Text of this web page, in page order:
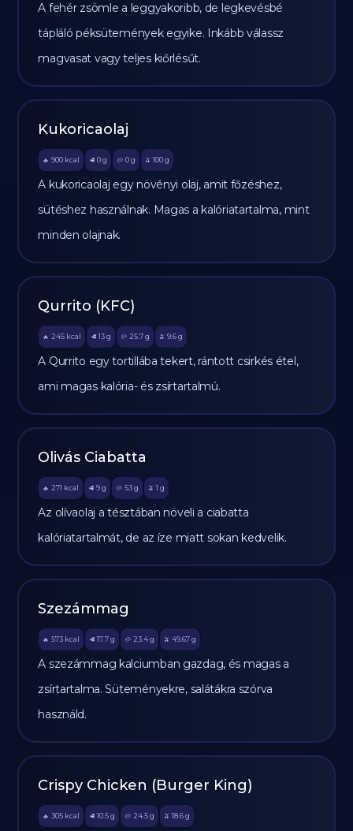
A fehér zsömle a leggyakoribb, de legkevésbé
tápláló péksütemények egyike. Inkább válassz
magvasat vagy teljes kiőrlésűt.
Kukoricaolaj
🔥 900 kcal 🥩 0 g 🥔 0g 🫒 100 g
A kukoricaolaj egy növényi olaj, amit főzéshez,
sütéshez használnak. Magas a kalóriatartalma, mint
minden olajnak.
Qurrito (KFC)
🔥 245 kcal 🥩 13 g 🥔 25.7g 🫒 9.6 g
A Qurrito egy tortillába tekert, rántott csirkés étel,
ami magas kalória- és zsírtartalmú.
Olivás Ciabatta
🔥 271 kcal 🥩 9 g 🥔 53g 🫒 1 g
Az olívaolaj a tésztában növeli a ciabatta
kalóriatartalmát, de az íze miatt sokan kedvelik.
Szezámmag
🔥 573 kcal 🥩 17.7 g 🥔 23.4g 🫒 49.67 g
A szezámmag kalciumban gazdag, és magas a
zsírtartalma. Süteményekre, salátákra szórva
használd.
Crispy Chicken (Burger King)
🔥 305 kcal 🥩 10.5 g 🥔 24.5g 🫒 18.6 g